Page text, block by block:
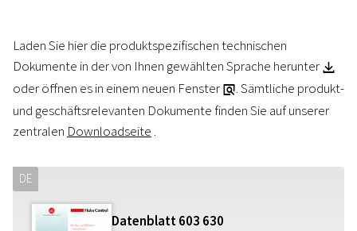
Laden Sie hier die produktspezifischen technischen
Dokumente in der von Ihnen gewählten Sprache herunter Z
oder öffnen es in einem neuen Fenster a. Sämtliche produkt-
und geschäftsrelevanten Dokumente finden Sie auf unserer
zentralen Downloadseite .
DE
Datenblatt603 630